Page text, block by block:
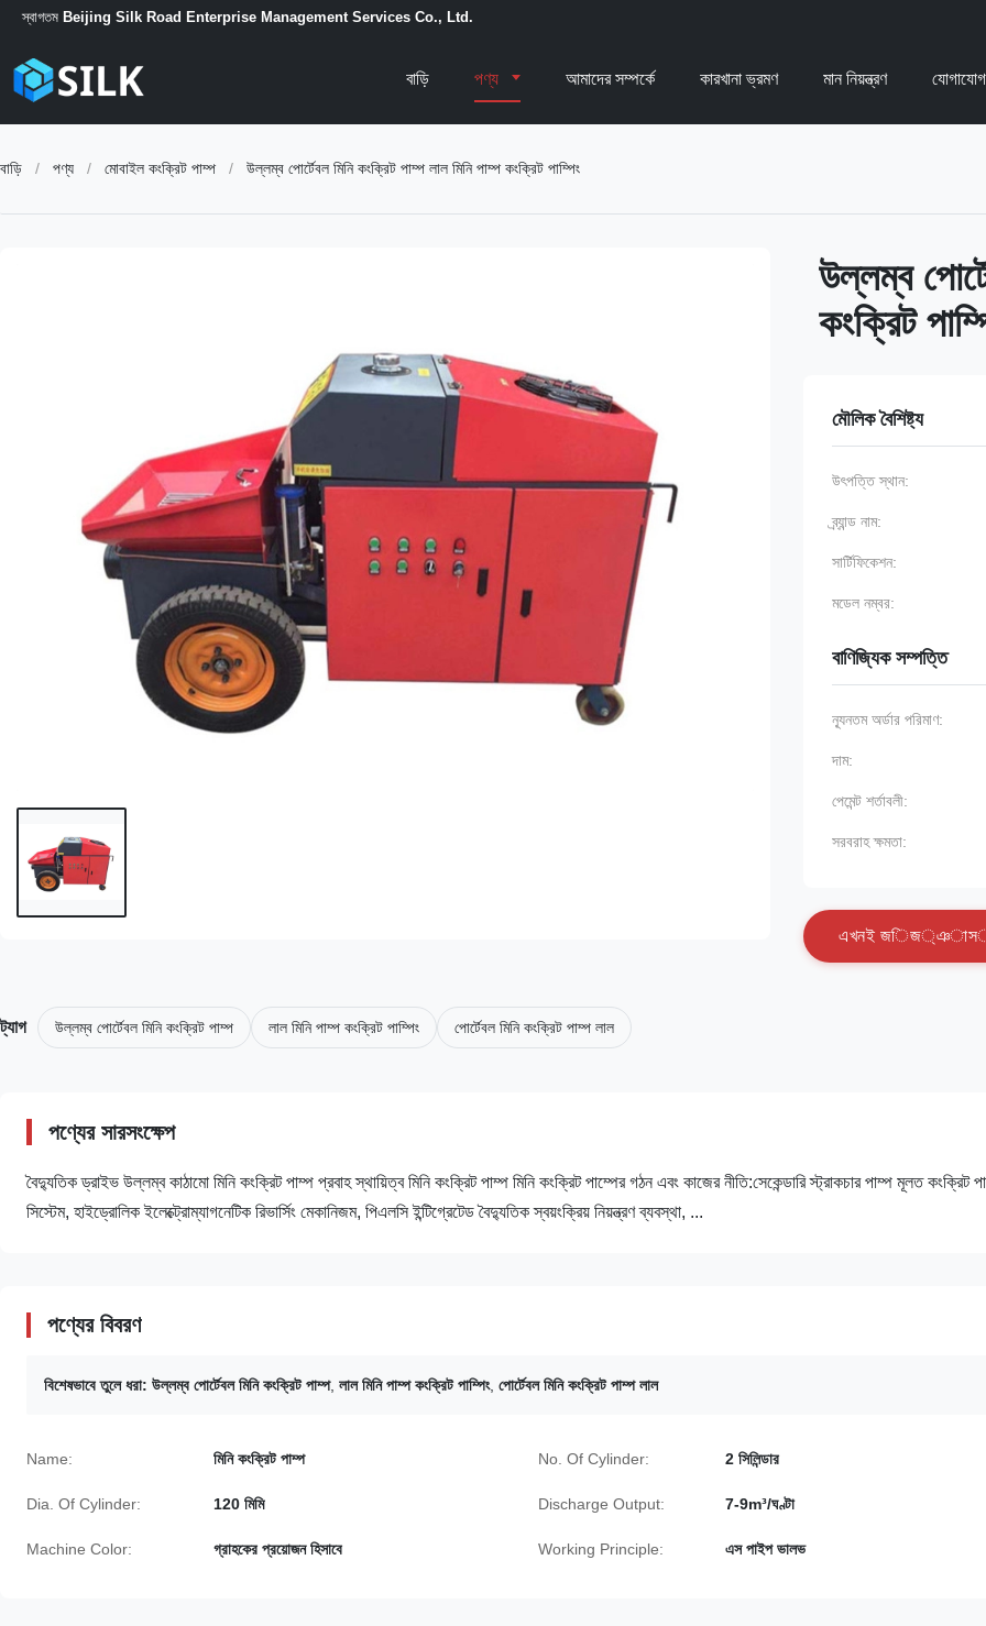
স্বাগতম Beijing Silk Road Enterprise Management Services Co., Ltd.
বাড়ি পণ্য আমাদের সম্পর্কে কারখানা ভ্রমণ মান নিয়ন্ত্রণ
বাড়ি / পণ্য / মোবাইল কংক্রিট পাম্প / উল্লম্ব পোর্টেবল মিনি কংক্রিট পাম্প লাল মিনি পাম্প কংক্রিট পাম্পিং
উল্লম্ব
কংক্রিট
মৌলিক বৈশিষ্ট্য
উৎপত্তি স্থান:
ব্র্যান্ড নাম:
সার্টিফিকেশন:
মডেল নম্বর:
বাণিজ্যিক সম্পত্তি
ন্যূনতম অর্ডার পরিমাণ:
দাম:
পেমেন্ট শর্তাবলী:
সরবরাহ ক্ষমতা:
এখনই জিজ্ঞাস
ট্যাগ উল্লম্ব পোর্টেবল মিনি কংক্রিট পাম্প লাল মিনি পাম্প কংক্রিট পাম্পিং পোর্টেবল মিনি কংক্রিট পাম্প লাল
পণ্যের সারসংক্ষেপ
বৈদ্যুতিক ড্রাইভ উল্লম্ব কাঠামো মিনি কংক্রিট পাম্প প্রবাহ স্থায়িত্ব মিনি কংক্রিট পাম্প মিনি কংক্রিট পাম্পের গঠন এবং কাজের নীতি:সেকেন্ডারি স্ট্রাকচার পাম্প মূলত কংক্রিট
সিস্টেম, হাইড্রোলিক ইলেক্ট্রোম্যাগনেটিক রিভার্সিং মেকানিজম, পিএলসি ইন্টিগ্রেটেড বৈদ্যুতিক স্বয়ংক্রিয় নিয়ন্ত্রণ ব্যবস্থা, ...
পণ্যের বিবরণ
বিশেষভাবে তুলে ধরা: উল্লম্ব পোর্টেবল মিনি কংক্রিট পাম্প, লাল মিনি পাম্প কংক্রিট পাম্পিং, পোর্টেবল মিনি কংক্রিট পাম্প লাল
Name: মিনি কংক্রিট পাম্প No. Of Cylinder: 2 সিলিন্ডার
Dia. Of Cylinder: 120 মিমি Discharge Output: 7-9m³/ঘণ্টা
Machine Color: গ্রাহকের প্রয়োজন হিসাবে Working Principle: এস পাইপ ভালভ